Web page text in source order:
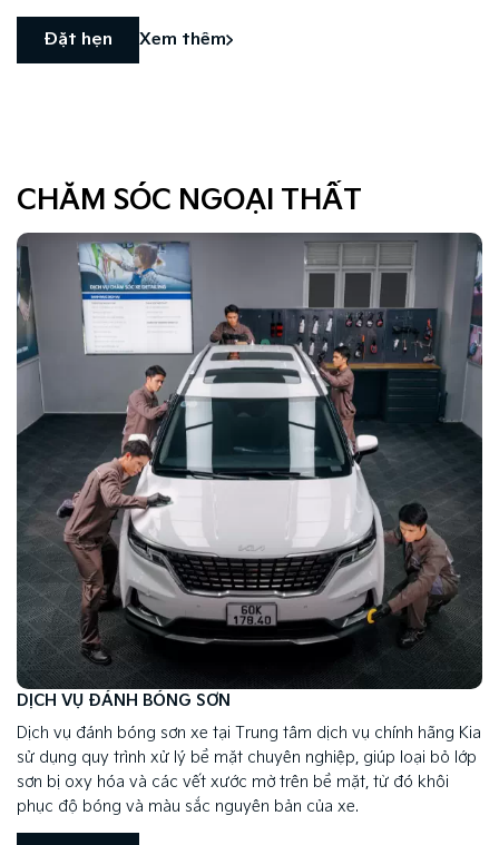
Đặt hẹn Xem thêm
CHĂM SÓC NGOẠI THẤT
DỊCH VỤ ĐÁNH BÓNG SƠN
Dịch vụ đánh bóng sơn xe tại Trung tâm dịch vụ chính hãng Kia
sử dụng quy trình xử lý bề mặt chuyên nghiệp, giúp loại bỏ lớp
sơn bị oxy hóa và các vết xước mờ trên bề mặt, từ đó khôi
phục độ bóng và màu sắc nguyên bản của xe.